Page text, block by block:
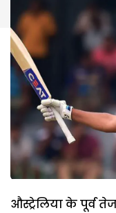
औस्ट्रेलिया के पूर्व